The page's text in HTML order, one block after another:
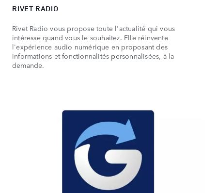
RIVET RADIO
Rivet Radio vous propose toute l'actualité qui vous
intéresse quand vous le souhaitez. Elle réinvente
l'expérience audio numérique en proposant des
informations et fonctionnalités personnalisées, à la
demande.